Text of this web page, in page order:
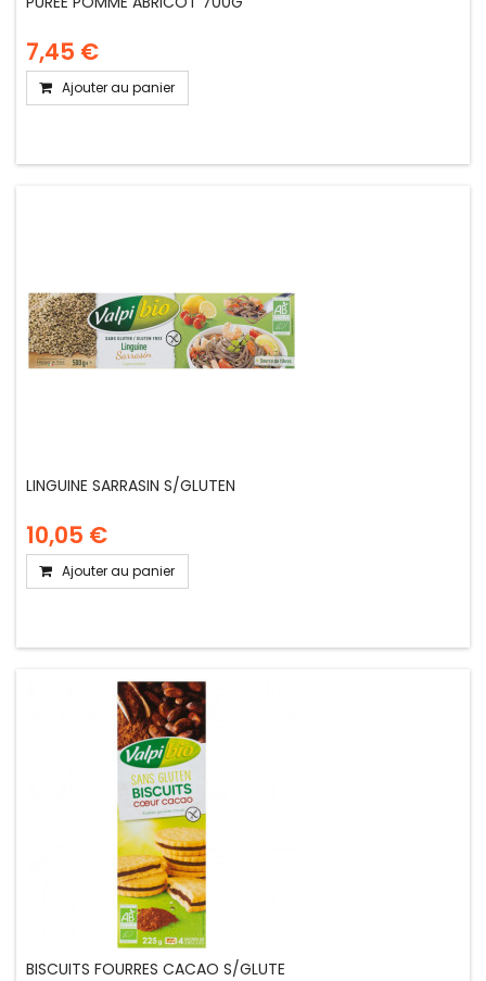
7,45 €
Ajouter au panier
LINGUINE SARRASIN S/GLUTEN
10,05 €
Ajouter au panier
BISCUITS FOURRES CACAO S/GLUTE